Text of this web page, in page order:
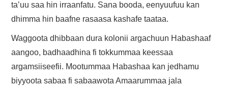
ta’uu saa hin irraanfatu. Sana booda, eenyuufuu kan
dhimma hin baafne rasaasa kashafe taataa.
Waggoota dhibbaan dura kolonii argachuun Habashaaf
aangoo, badhaadhina fi tokkummaa keessaa
argamsiiseefii. Mootummaa Habashaa kan jedhamu
biyyoota sabaa fi sabaawota Amaarummaa jala